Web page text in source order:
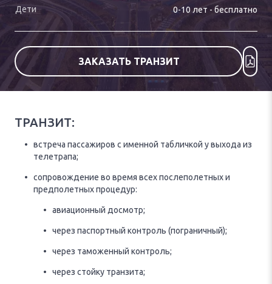
0-10 лет - бесплатно
ЗАКАЗАТЬ ТРАНЗИТ
ТРАНЗИТ:
встреча пассажиров с именной табличкой у выхода из
телетрапа;
сопровождение во время всех послеполетных и
предполетных процедур:
авиационный досмотр;
через паспортный контроль (пограничный);
через таможенный контроль;
через стойку транзита;